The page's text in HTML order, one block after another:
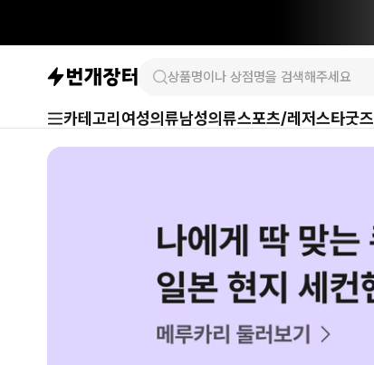
카테고리 여성의류남성의류스포츠/레저스타굿즈